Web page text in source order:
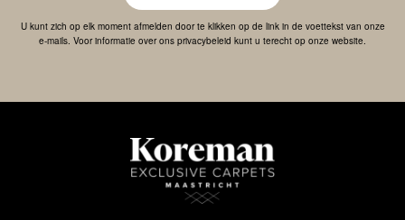
U kunt zich op elk moment afmelden door te klikken op de link in de voettekst van onze
e-mails. Voor informatie over ons privacybeleid kunt u terecht op onze website.